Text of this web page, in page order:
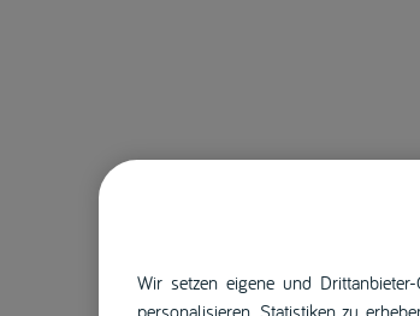
Wir setzen eigene und
personalisieren, Statistiken zu